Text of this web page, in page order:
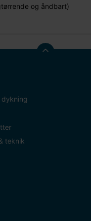
og åndbart)
dykning
teknik